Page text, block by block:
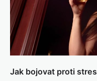
Jak bojovat proti